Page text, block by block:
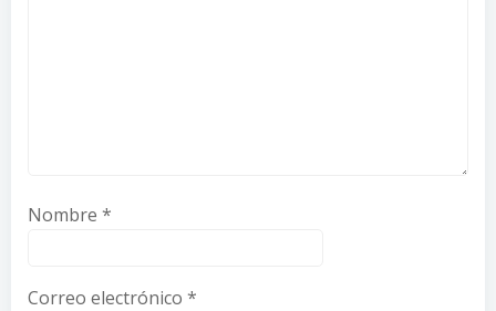
Nombre *
Correo electrónico *